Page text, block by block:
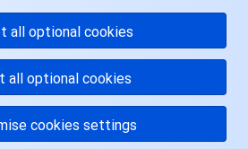
all optional cookies
all optional cookies
cookies settings